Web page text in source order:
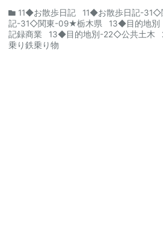
11◆お散歩日記 11◆お散歩日記-31◇
記-31◇関東-09★栃木県
13◆目的地別
記録商業
13◆目的地別-22◇公共土木
乗り鉄乗り物